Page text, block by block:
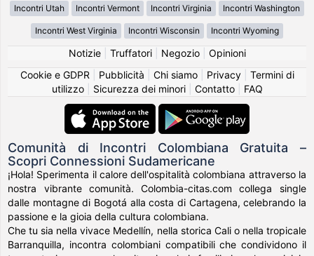
Incontri Utah Incontri Vermont Incontri Virginia Incontri Washington
Incontri West Virginia Incontri Wisconsin Incontri Wyoming
Notizie| Truffatori| Negozio| Opinioni
Cookie e GDPR
Pubblicità Chi siamo| Privacy| Termini di
utilizzo| Sicurezza dei minori| Contatto| FAQ
Comunità di Incontri Colombiana Gratuita –
Scopri Connessioni Sudamericane
¡Hola! Sperimenta il calore dell'ospitalità colombiana attraverso la
nostra vibrante comunità. Colombia-citas.com collega single
dalle montagne di Bogotá alla costa di Cartagena, celebrando la
passione e la gioia della cultura colombiana.
Che tu sia nella vivace Medellín, nella storica Cali o nella tropicale
Barranquilla, incontra colombiani compatibili che condividono il